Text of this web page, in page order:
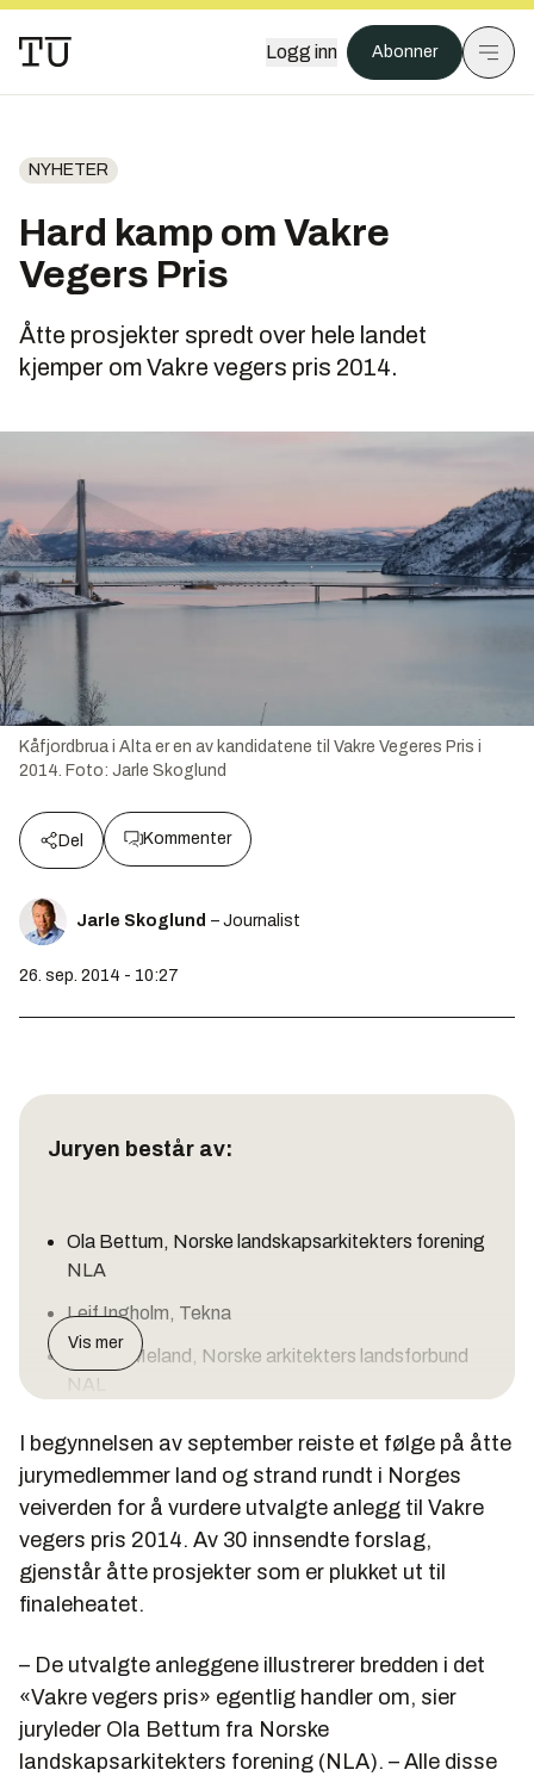
Logg inn Abonner
NYHETER
Hard kamp om Vakre
Vegers Pris
Åtte prosjekter spredt over hele landet
kjemper om Vakre vegers pris 2014.
Kåfjordbrua i Alta er en av kandidatene til Vakre Vegeres Pris i
2014. Foto: Jarle Skoglund
Del Kommenter
Jarle Skoglund – Journalist
26. sep. 2014 - 10:27
Juryen består av:
Ola Bettum, Norske landskapsarkitekters forening
NLA
Leif Ingholm, Tekna
Magne Meland, Norske arkitekters landsforbund
NAL
Viel Bjerkeset Andersen, KORO Kunst i offentlig
rom
Kirsten G. Lunde, NMBU
Dag Kittang, NTNU
Vis mer
I begynnelsen av september reiste et følge på åtte
jurymedlemmer land og strand rundt i Norges
veiverden for å vurdere utvalgte anlegg til Vakre
vegers pris 2014. Av 30 innsendte forslag,
gjenstår åtte prosjekter som er plukket ut til
finaleheatet.
– De utvalgte anleggene illustrerer bredden i det
«Vakre vegers pris» egentlig handler om, sier
juryleder Ola Bettum fra Norske
landskapsarkitekters forening (NLA). – Alle disse